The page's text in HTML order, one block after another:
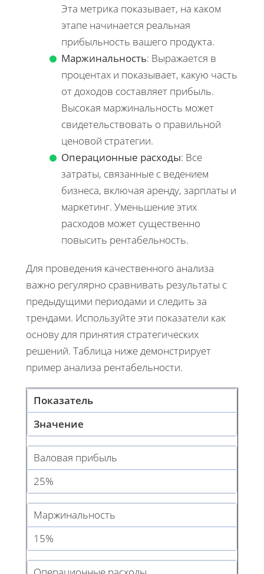
Эта метрика показывает, на каком
этапе начинается реальная
прибыльность вашего продукта.
Маржинальность: Выражается в
процентах и показывает, какую часть
от доходов составляет прибыль.
Высокая маржинальность может
свидетельствовать о правильной
ценовой стратегии.
Операционные расходы: Все
затраты, связанные с ведением
бизнеса, включая аренду, зарплаты и
маркетинг. Уменьшение этих
расходов может существенно
повысить рентабельность.
Для проведения качественного анализа
важно регулярно сравнивать результаты с
предыдущими периодами и следить за
трендами. Используйте эти показатели как
основу для принятия стратегических
решений. Таблица ниже демонстрирует
пример анализа рентабельности.
Показатель
Значение
Валовая прибыль
25%
Маржинальность
15%